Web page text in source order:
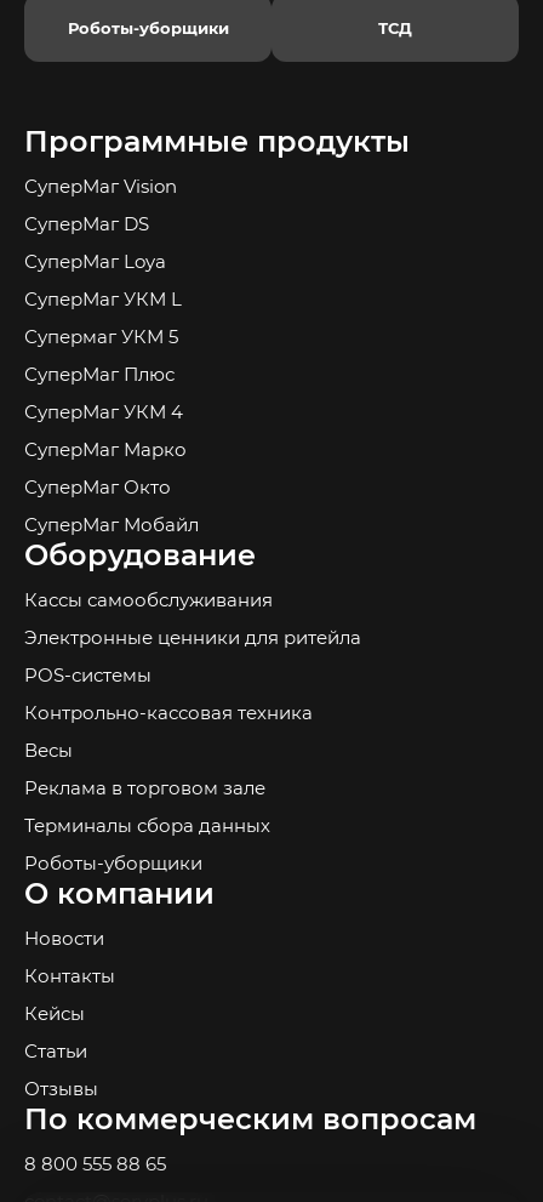
Роботы-уборщики ТСД
Программные продукты
СуперМаг Vision
СуперМаг DS
СуперМаг Loya
СуперМаг УКМ L
Супермаг УКМ 5
СуперМаг Плюс
СуперМаг УКМ 4
СуперМаг Марко
СуперМаг Окто
СуперМаг Мобайл
Оборудование
Кассы самообслуживания
Электронные ценники для ритейла
POS-системы
Контрольно-кассовая техника
Весы
Реклама в торговом зале
Терминалы сбора данных
Роботы-уборщики
О компании
Новости
Контакты
Кейсы
Статьи
Отзывы
По коммерческим вопросам
8 800 555 88 65